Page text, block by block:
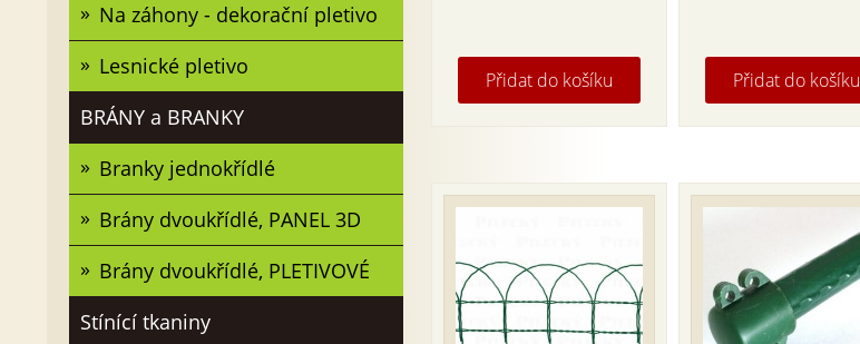
Na záhony - dekorační pletivo
Lesnické pletivo
BRÁNY a BRANKY
Branky jednokřídlé
Brány dvoukřídlé, PANEL 3D
Brány dvoukřídlé, PLETIVOVÉ
Stínící tkaniny
Přidat do košíku Přidat do košíku